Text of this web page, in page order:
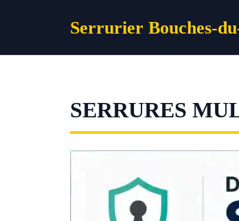
Serrurier Bouches-
SERRURES